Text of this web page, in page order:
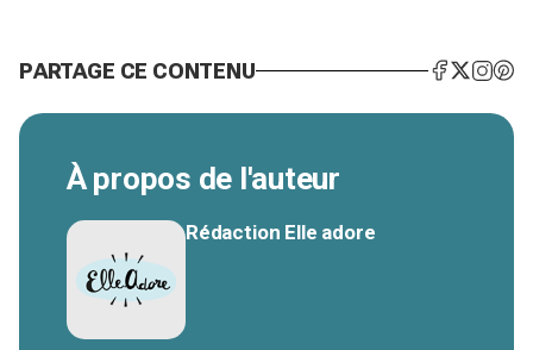
PARTAGE CE CONTENU
À propos de l'auteur
Rédaction Elle adore